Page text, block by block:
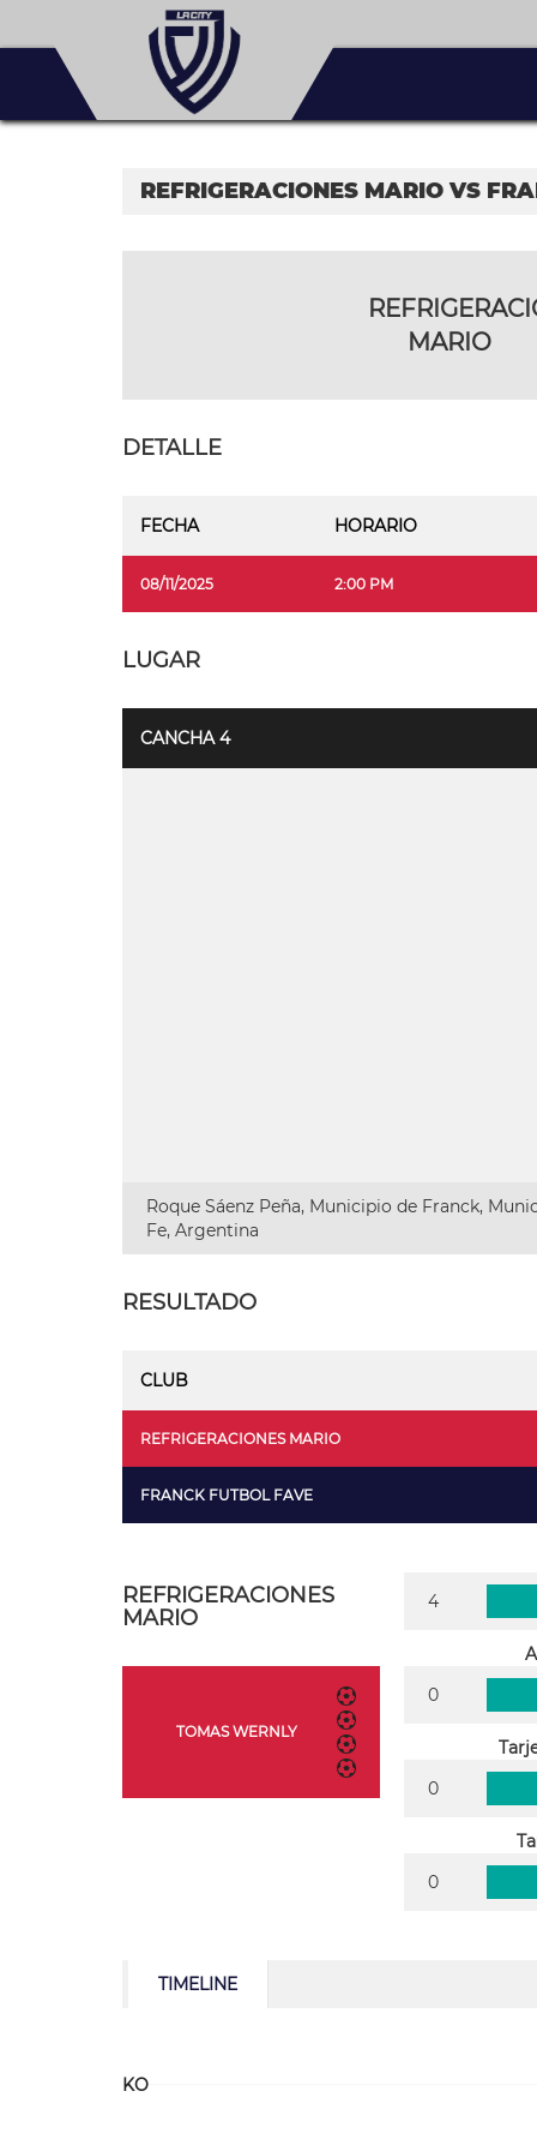
REFRIGERACIONES MARIO VS
MARIO
DETALLE
FECHA HORARIO
08/11/2025 2:00 PM
LUGAR
CANCHA 4
Roque Sáenz Peña, Municipio de Franck,
Fe, Argentina
RESULTADO
CLUB
REFRIGERACIONES MARIO
FRANCK FUTBOL FAVE
REFRIGERACIONES
MARIO
TOMAS WERNLY
4
0
0
0
TIMELINE
KO